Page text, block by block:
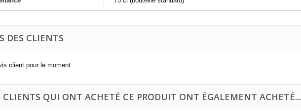
DES CLIENTS
client pour le moment
CLIENTS QUI ONT ACHETÉ CE PRODUIT ONT ÉGALEMENT ACHETÉ...